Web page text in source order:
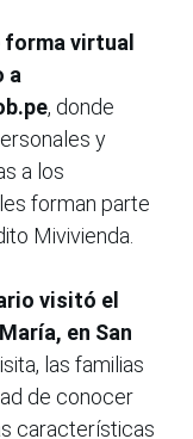
virtual
a
, donde
y
a los
forman parte
Mivivienda.
visitó el
en San
las familias
de conocer
características